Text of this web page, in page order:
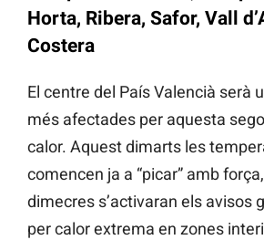
Horta, Ribera, Safor, Vall
Costera
El centre del País Valencià serà
més afectades per aquesta
calor. Aquest dimarts les
comencen ja a “picar” amb
dimecres s’activaran els avisos
per calor extrema en zones